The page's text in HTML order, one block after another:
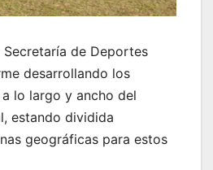
Secretaría de Deportes
desarrollando los
lo largo y ancho del
estando dividida
geográficas para estos